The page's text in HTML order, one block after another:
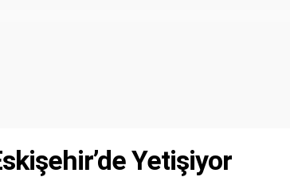
Yetişiyor